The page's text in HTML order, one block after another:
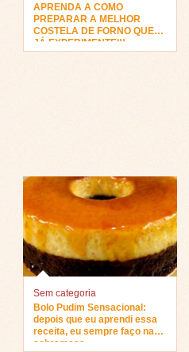
APRENDA A COMO
PREPARAR A MELHOR
COSTELA DE FORNO QUE
JÁ EXPERIMENTEI!!
Sem categoria
Bolo Pudim Sensacional:
depois que eu aprendi essa
receita, eu sempre faço na
sobremesa…